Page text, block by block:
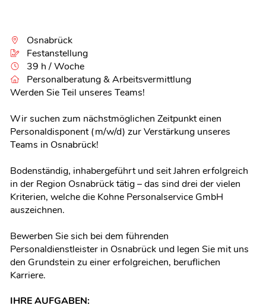
Osnabrück
Festanstellung
39 h / Woche
Personalberatung & Arbeitsvermittlung
Werden Sie Teil unseres Teams!
Wir suchen zum nächstmöglichen Zeitpunkt einen
Personaldisponent (m/w/d) zur Verstärkung unseres
Teams in Osnabrück!
Bodenständig, inhabergeführt und seit Jahren erfolgreich
in der Region Osnabrück tätig – das sind drei der vielen
Kriterien, welche die Kohne Personalservice GmbH
auszeichnen.
Bewerben Sie sich bei dem führenden
Personaldienstleister in Osnabrück und legen Sie mit uns
den Grundstein zu einer erfolgreichen, beruflichen
Karriere.
IHRE AUFGABEN: